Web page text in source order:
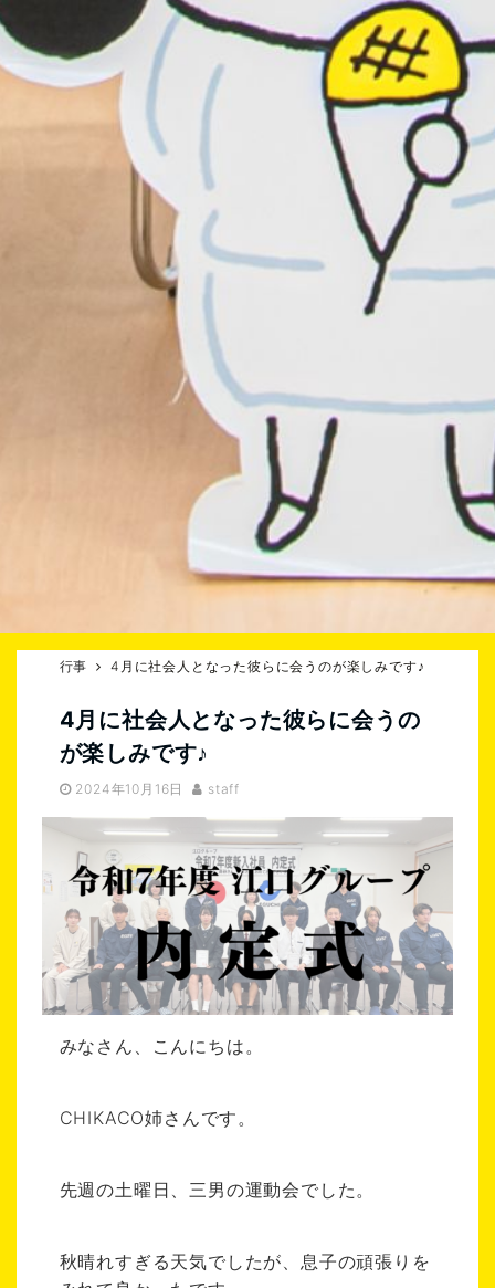
行事 4月に社会人となった彼らに会うのが楽しみです♪
4月に社会人となった彼らに会うの
が楽しみです♪
2024年10月16日 staff
みなさん、こんにちは。
CHIKACO姉さんです。
先週の土曜日、三男の運動会でした。
秋晴れすぎる天気でしたが、息子の頑張りを